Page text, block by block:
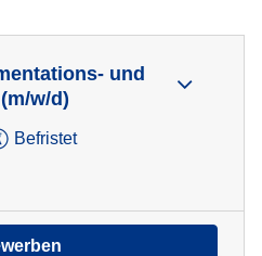
und
w/d)
Befristet